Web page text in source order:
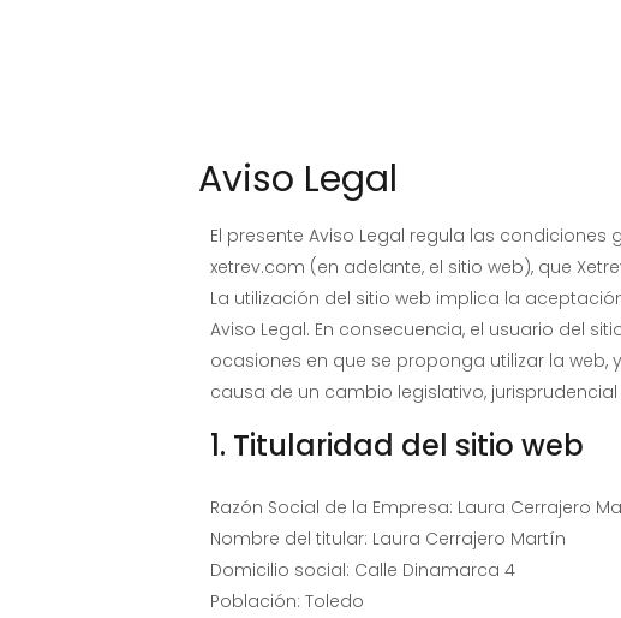
Aviso Legal
El presente Aviso Legal regula las
xetrev.com (en adelante, el sitio web), que
La utilización del sitio web implica la
Aviso Legal. En consecuencia, el usuario del
ocasiones en que se proponga utilizar la
causa de un cambio legislativo,
1. Titularidad del sitio web
Razón Social de la Empresa: Laura Cerrajero
Nombre del titular: Laura Cerrajero Martín
Domicilio social: Calle Dinamarca 4
Población: Toledo